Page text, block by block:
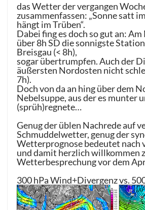
das Wetter der vergangen
zusammenfassen: „Sonne satt
hängt im Trüben“.
Dabei fing es doch so gut an:
über 8h SD die sonnigste
Breisgau (< 8h),
sogar übertrumpfen. Auch der
äußersten Nordosten nicht
7h).
Doch von da an hing über dem
Nebelsuppe, aus der es munter
(sprüh)regnete…
Genug der üblen Nachrede auf
Schmuddelwetter, genug der
Wetterprognose bedeutet nach
und damit herzlich willkommen
Wetterbesprechung vor dem
300 hPa Wind+Divergenz vs.